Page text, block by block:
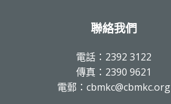
聯絡我們
電話：2392 3122
傳真：2390 9621
電郵：cbmkc@cbmkc.org